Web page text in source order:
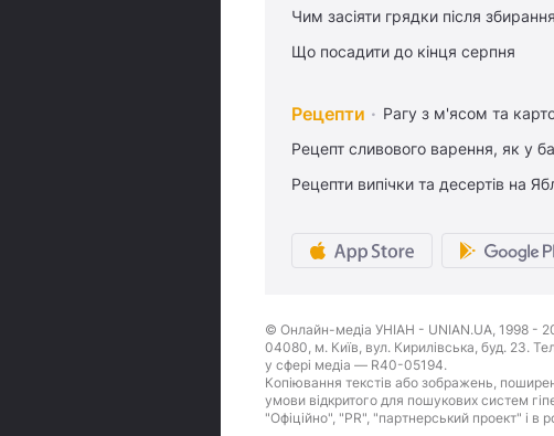
Чим засіяти грядки після
Що посадити до кінця серпня
Рецепти Рагу з м'ясом та
Рецепт сливового варення, як у
Рецепти випічки та десертів на
© Онлайн-медіа УНІАН - UNIAN.UA, 1998 -
04080, м. Київ, вул. Кирилівська, буд. 23.
у сфері медіа — R40-05194.
Копіювання текстів або зображень,
умови відкритого для пошукових систем
"Офіційно", "PR", "партнерський проект" і